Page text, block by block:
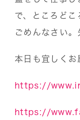
で、ところどこ
ごめんなさい。
本日も宜しくお
https://
https://